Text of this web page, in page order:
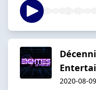
2020-08-09